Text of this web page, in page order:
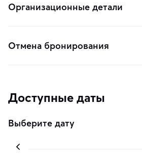
Организационные детали
Отмена бронирования
Доступные даты
Выберите дату